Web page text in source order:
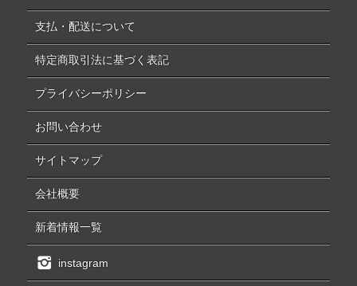
支払・配送について
特定商取引法に基づく表記
プライバシーポリシー
お問い合わせ
サイトマップ
会社概要
新着情報一覧
instagram